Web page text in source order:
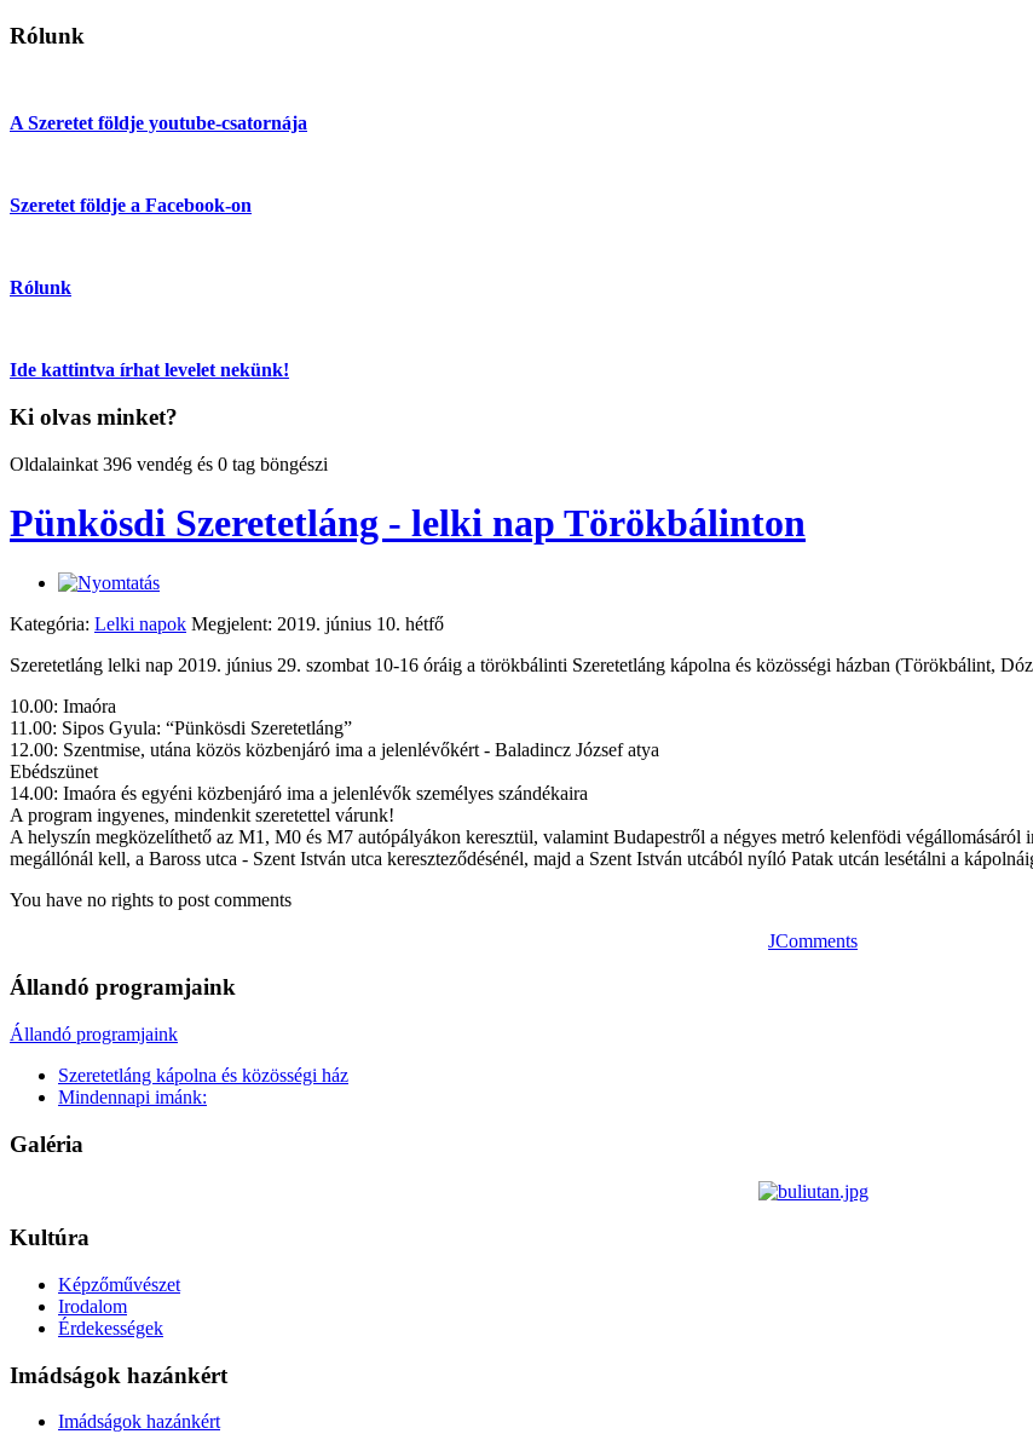
Rólunk
A Szeretet földje youtube-csatornája
Szeretet földje a Facebook-on
Rólunk
Ide kattintva írhat levelet nekünk!
Ki olvas minket?
Oldalainkat 396 vendég és 0 tag böngészi
Pünkösdi Szeretetláng - lelki nap Törökbálinton
Kategória: Lelki napok Megjelent: 2019. június 10. hétfő
Szeretetláng lelki nap 2019. június 29. szombat 10-16 óráig a törökbálinti Szeretetláng kápolna és közösségi házban (Törökbálint,
10.00: Imaóra
11.00: Sipos Gyula: “Pünkösdi Szeretetláng”
12.00: Szentmise, utána közös közbenjáró ima a jelenlévőkért - Baladincz József atya
Ebédszünet
14.00: Imaóra és egyéni közbenjáró ima a jelenlévők személyes szándékaira
A program ingyenes, mindenkit szeretettel várunk!
A helyszín megközelíthető az M1, M0 és M7 autópályákon keresztül, valamint Budapestről a négyes metró kelenfödi
megállónál kell, a Baross utca - Szent István utca kereszteződésénél, majd a Szent István utcából nyíló Patak utcán lesétálni a
You have no rights to post comments
JComments
Állandó programjaink
Állandó programjaink
Szeretetláng kápolna és közösségi ház
Mindennapi imánk:
Galéria
Kultúra
Képzőművészet
Irodalom
Érdekességek
Imádságok hazánkért
Imádságok hazánkért